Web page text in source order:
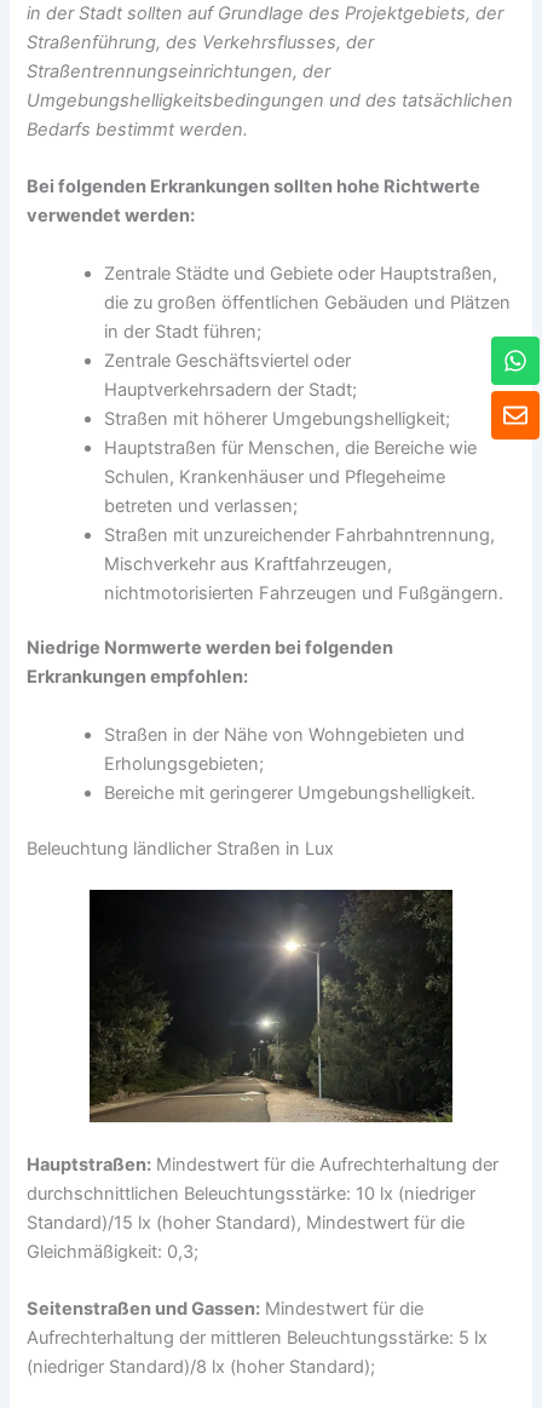
in der Stadt sollten auf Grundlage des Projektgebiets, der
Straßenführung, des Verkehrsflusses, der
Straßentrennungseinrichtungen, der
Umgebungshelligkeitsbedingungen und des tatsächlichen
Bedarfs bestimmt werden.
Bei folgenden Erkrankungen sollten hohe Richtwerte
verwendet werden:
Zentrale Städte und Gebiete oder Hauptstraßen,
die zu großen öffentlichen Gebäuden und Plätzen
in der Stadt führen;
Zentrale Geschäftsviertel oder
Hauptverkehrsadern der Stadt;
Straßen mit höherer Umgebungshelligkeit;
Hauptstraßen für Menschen, die Bereiche wie
Schulen, Krankenhäuser und Pflegeheime
betreten und verlassen;
Straßen mit unzureichender Fahrbahntrennung,
Mischverkehr aus Kraftfahrzeugen,
nichtmotorisierten Fahrzeugen und Fußgängern.
Niedrige Normwerte werden bei folgenden
Erkrankungen empfohlen:
Straßen in der Nähe von Wohngebieten und
Erholungsgebieten;
Bereiche mit geringerer Umgebungshelligkeit.
Beleuchtung ländlicher Straßen in Lux
Hauptstraßen: Mindestwert für die Aufrechterhaltung der
durchschnittlichen Beleuchtungsstärke: 10 lx (niedriger
Standard)/15 lx (hoher Standard), Mindestwert für die
Gleichmäßigkeit: 0,3;
Seitenstraßen und Gassen: Mindestwert für die
Aufrechterhaltung der mittleren Beleuchtungsstärke: 5 lx
(niedriger Standard)/8 lx (hoher Standard);
U
m
W
h
a
t
s